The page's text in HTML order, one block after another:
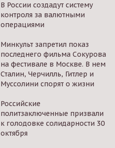
В России создадут систему
контроля за валютными
операциями
Минкульт запретил показ
последнего фильма Сокурова
на фестивале в Москве. В нем
Сталин, Черчилль, Гитлер и
Муссолини спорят о жизни
Российские
политзаключенные призвали
к голодовке солидарности 30
октября